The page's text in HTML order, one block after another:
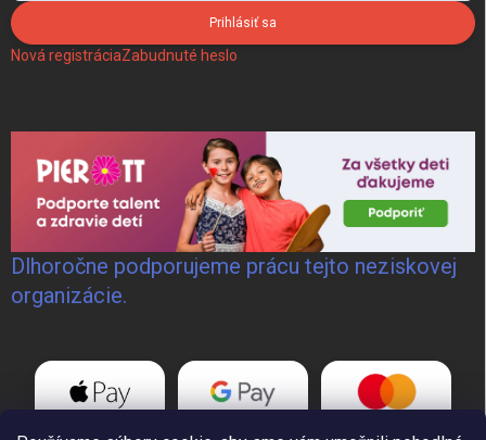
Prihlásiť sa
Nová registráciaZabudnuté heslo
Dlhoročne podporujeme prácu tejto neziskovej
organizácie.